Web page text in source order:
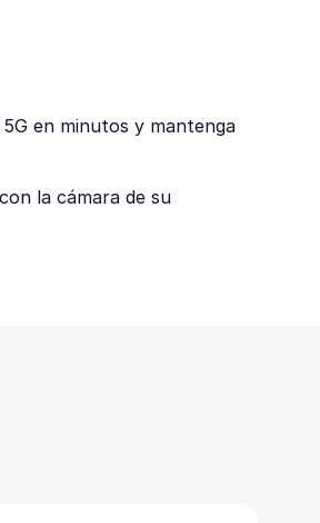
en minutos y mantenga
la cámara de su